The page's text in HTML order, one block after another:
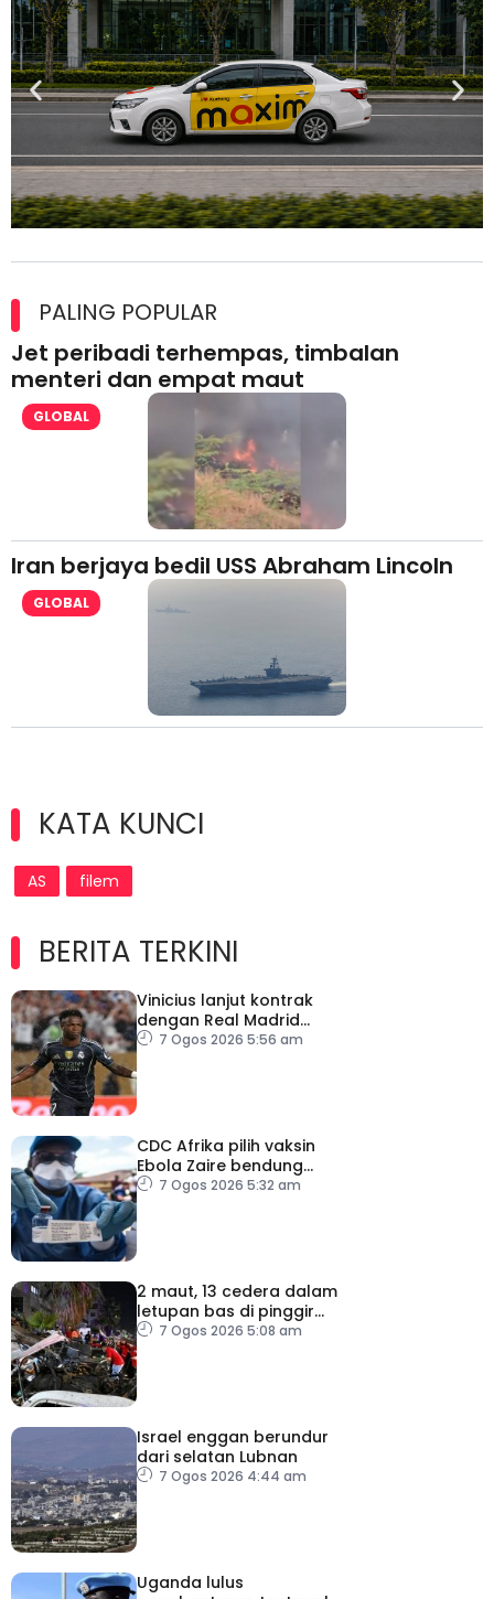
lesen separuh pertama 2026
PALING POPULAR
Jet peribadi terhempas, timbalan
menteri dan empat maut
GLOBAL
Iran berjaya bedil USS Abraham Lincoln
GLOBAL
KATA KUNCI
AS filem
BERITA TERKINI
Vinicius lanjut kontrak
dengan Real Madrid
hingga 2032
7 Ogos 2026 5:56 am
CDC Afrika pilih vaksin
Ebola Zaire bendung
penularan wabak
7 Ogos 2026 5:32 am
2 maut, 13 cedera dalam
letupan bas di pinggir
Damsyik
7 Ogos 2026 5:08 am
Israel enggan berundur
dari selatan Lubnan
7 Ogos 2026 4:44 am
Uganda lulus